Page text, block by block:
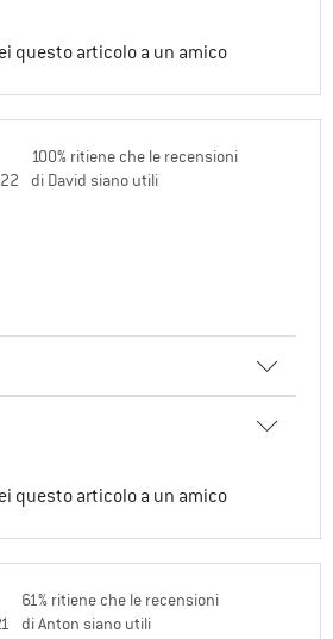
questo articolo a un amico
100% ritiene che le recensioni
di David siano utili
questo articolo a un amico
61% ritiene che le recensioni
di Anton siano utili